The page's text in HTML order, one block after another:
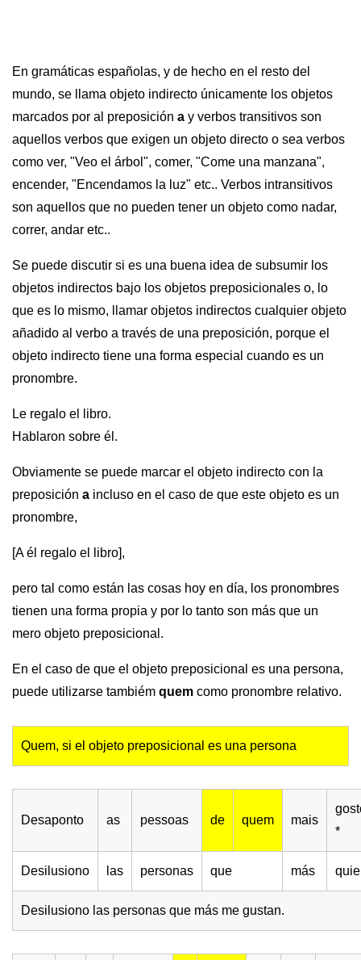
En gramáticas españolas, y de hecho en el resto del
mundo, se llama objeto indirecto únicamente los objetos
marcados por al preposición a y verbos transitivos son
aquellos verbos que exigen un objeto directo o sea verbos
como ver, "Veo el árbol", comer, "Come una manzana",
encender, "Encendamos la luz" etc.. Verbos intransitivos
son aquellos que no pueden tener un objeto como nadar,
correr, andar etc..
Se puede discutir si es una buena idea de subsumir los
objetos indirectos bajo los objetos preposicionales o, lo
que es lo mismo, llamar objetos indirectos cualquier objeto
añadido al verbo a través de una preposición, porque el
objeto indirecto tiene una forma especial cuando es un
pronombre.
Le regalo el libro.
Hablaron sobre él.
Obviamente se puede marcar el objeto indirecto con la
preposición a incluso en el caso de que este objeto es un
pronombre,
[A él regalo el libro],
pero tal como están las cosas hoy en día, los pronombres
tienen una forma propia y por lo tanto son más que un
mero objeto preposicional.
En el caso de que el objeto preposicional es una persona,
puede utilizarse tambiém quem como pronombre relativo.
Quem, si el objeto preposicional es una persona
Desaponto as pessoas de quem mais
*
Desilusiono las personas que más
Desilusiono las personas que más me gustan.